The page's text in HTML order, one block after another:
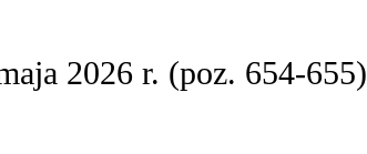
2026 r. (poz. 654-655)